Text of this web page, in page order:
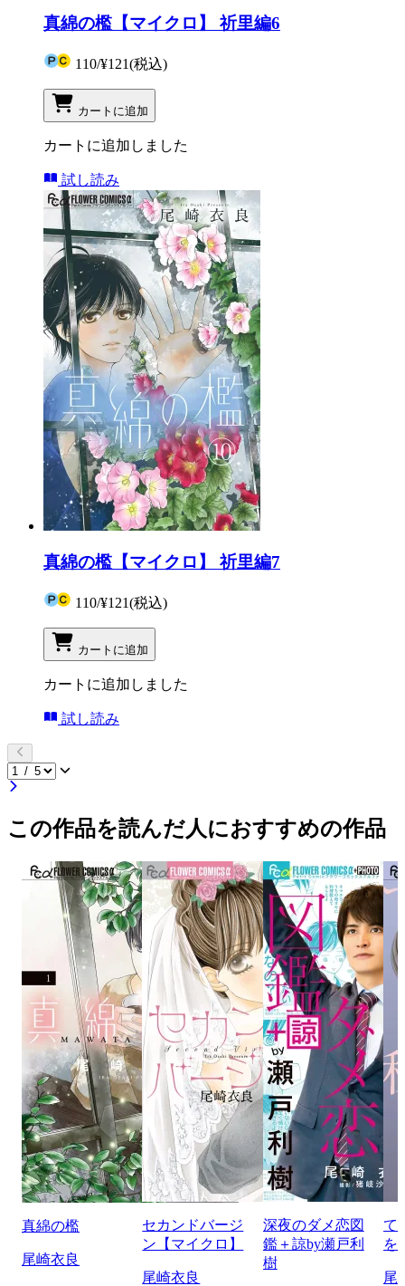
真綿の檻【マイクロ】 祈里編6
110/¥121(税込)
カートに追加
カートに追加しました
試し読み
真綿の檻【マイクロ】 祈里編7
110/¥121(税込)
カートに追加
カートに追加しました
試し読み
この作品を読んだ人におすすめの作品
真綿の檻
尾崎衣良
セカンドバージ
ン【マイクロ】
尾崎衣良
深夜のダメ恋図
鑑＋諒by瀬戸利
樹
て
を
尾